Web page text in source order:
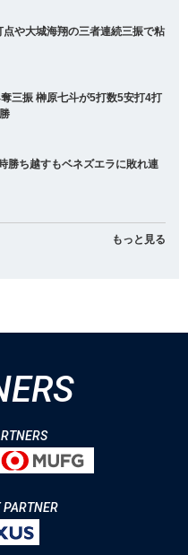
や大城海翔の三者連続三振で粘
三振 榊原七斗が5打数5安打4打
勝ち越すもベネズエラに敗れ連
もっと見る
PARTNER